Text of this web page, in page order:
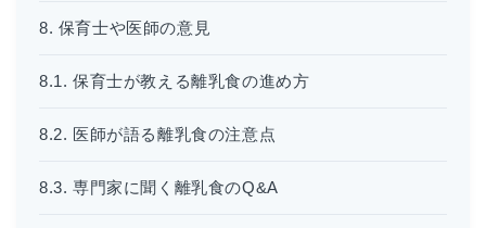
8. 保育士や医師の意見
8.1. 保育士が教える離乳食の進め方
8.2. 医師が語る離乳食の注意点
8.3. 専門家に聞く離乳食のQ&A